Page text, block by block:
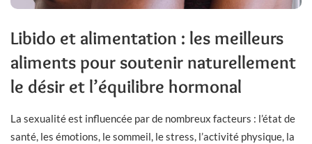
Libido et alimentation : les meilleurs
aliments pour soutenir naturellement
le désir et l’équilibre hormonal
La sexualité est influencée par de nombreux facteurs : l’état de
santé, les émotions, le sommeil, le stress, l’activité physique, la